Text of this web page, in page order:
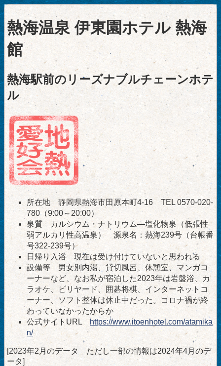
熱海温泉 伊東園ホテル 熱海
館
熱海駅前のリーズナブルチェーンホテ
ル
所在地 静岡県熱海市田原本町4-16 TEL 0570-020-
780（9:00～20:00）
泉質 カルシウム・ナトリウム―塩化物泉（低張性
弱アルカリ性高温泉） 源泉名：熱海239号（台帳番
号322-239号）
日帰り入浴 現在は受け付けていないと思われる
設備等 男女別内湯、貸切風呂、休憩室、マンガコ
ーナーなど、なお私が宿泊した2023年は岩盤浴、カ
ラオケ、ビリヤード、囲碁将棋、インターネットコ
ーナー、ソフト整体は休止中だった。コロナ禍が終
わっていなかったからか
公式サイトURL https://www.itoenhotel.com/atamika
n/
[2023年2月のデータ ただし一部の情報は2024年4月のデ
ータ]